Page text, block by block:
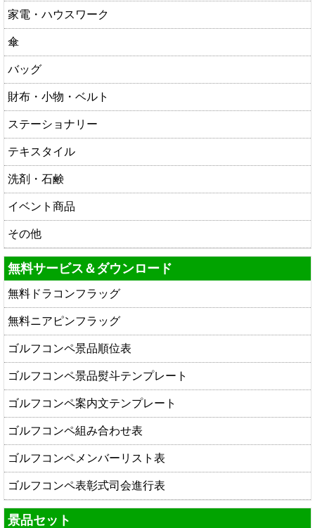
家電・ハウスワーク
傘
バッグ
財布・小物・ベルト
ステーショナリー
テキスタイル
洗剤・石鹸
イベント商品
その他
無料サービス＆ダウンロード
無料ドラコンフラッグ
無料ニアピンフラッグ
ゴルフコンペ景品順位表
ゴルフコンペ景品熨斗テンプレート
ゴルフコンペ案内文テンプレート
ゴルフコンペ組み合わせ表
ゴルフコンペメンバーリスト表
ゴルフコンペ表彰式司会進行表
景品セット